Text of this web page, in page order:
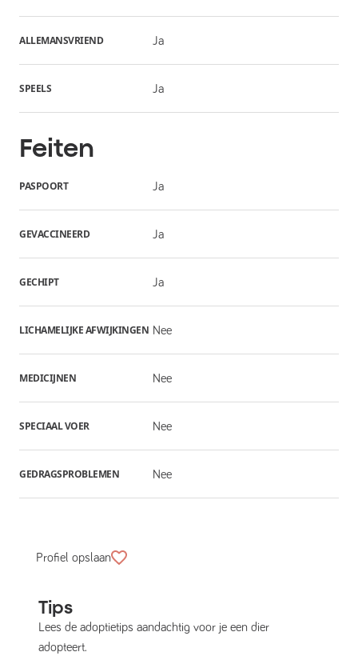
ALLEMANSVRIEND Ja
SPEELS Ja
Feiten
PASPOORT Ja
GEVACCINEERD Ja
GECHIPT Ja
LICHAMELIJKE AFWIJKINGEN Nee
MEDICIJNEN Nee
SPECIAAL VOER Nee
GEDRAGSPROBLEMEN Nee
Profiel opslaan
Tips
Lees de adoptietips aandachtig voor je een dier
adopteert.